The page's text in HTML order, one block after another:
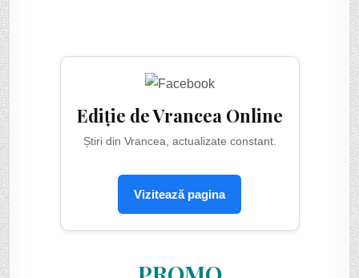
Ediție de Vrancea Online
Știri din Vrancea, actualizate constant.
Vizitează pagina